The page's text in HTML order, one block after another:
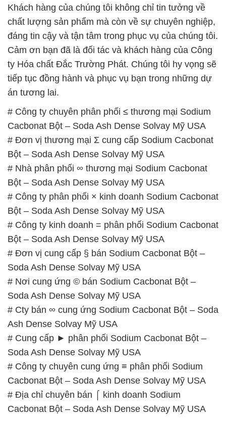
Khách hàng của chúng tôi không chỉ tin tưởng về
chất lượng sản phẩm mà còn về sự chuyên nghiệp,
đáng tin cậy và tận tâm trong phục vụ của chúng tôi.
Cảm ơn bạn đã là đối tác và khách hàng của Công
ty Hóa chất Đắc Trường Phát. Chúng tôi hy vọng sẽ
tiếp tục đồng hành và phục vụ bạn trong những dự
án tương lai.
# Công ty chuyên phân phối ≤ thương mại Sodium
Cacbonat Bột – Soda Ash Dense Solvay Mỹ USA
# Đơn vị thương mại Σ cung cấp Sodium Cacbonat
Bột – Soda Ash Dense Solvay Mỹ USA
# Nhà phân phối ∞ thương mại Sodium Cacbonat
Bột – Soda Ash Dense Solvay Mỹ USA
# Công ty phân phối × kinh doanh Sodium Cacbonat
Bột – Soda Ash Dense Solvay Mỹ USA
# Công ty kinh doanh = phân phối Sodium Cacbonat
Bột – Soda Ash Dense Solvay Mỹ USA
# Đơn vị cung cấp § bán Sodium Cacbonat Bột –
Soda Ash Dense Solvay Mỹ USA
# Nơi cung ứng © bán Sodium Cacbonat Bột –
Soda Ash Dense Solvay Mỹ USA
# Cty bán ∞ cung ứng Sodium Cacbonat Bột – Soda
Ash Dense Solvay Mỹ USA
# Cung cấp ► phân phối Sodium Cacbonat Bột –
Soda Ash Dense Solvay Mỹ USA
# Công ty chuyên cung ứng ≡ phân phối Sodium
Cacbonat Bột – Soda Ash Dense Solvay Mỹ USA
# Địa chỉ chuyên bán ⌠ kinh doanh Sodium
Cacbonat Bột – Soda Ash Dense Solvay Mỹ USA